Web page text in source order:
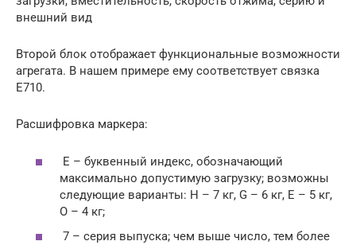
внешний вид
Второй блок отображает функциональные возможности
агрегата. В нашем примере ему соответствует связка
E710.
Расшифровка маркера:
Е – буквенный индекс, обозначающий
максимально допустимую загрузку; возможны
следующие варианты: H – 7 кг, G – 6 кг, E – 5 кг,
O – 4 кг;
7 – серия выпуска; чем выше число, тем более